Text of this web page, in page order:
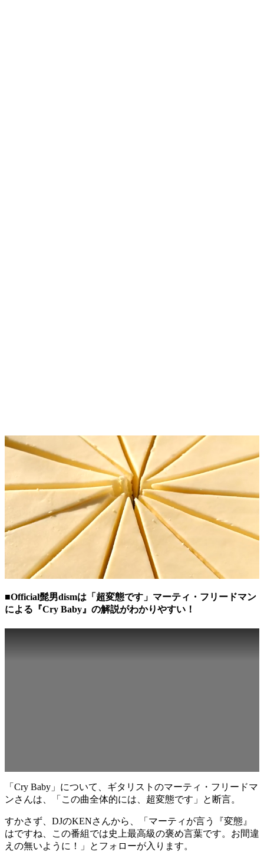
■Official髭男dismは「超変態です」マーティ・フリードマン
による『Cry Baby』の解説がわかりやすい！
「Cry Baby」について、ギタリストのマーティ・フリードマ
ンさんは、「この曲全体的には、超変態です」と断言。
すかさず、DJのKENさんから、「マーティが言う『変態』
はですね、この番組では史上最高級の褒め言葉です。お間違
えの無いように！」とフォローが入ります。